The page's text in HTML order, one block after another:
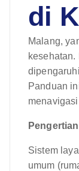
di
Malang,
Panduan
Sistem
umum